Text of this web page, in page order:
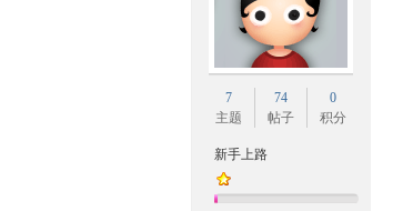
7
主题
74
帖子
0
积分
新手上路